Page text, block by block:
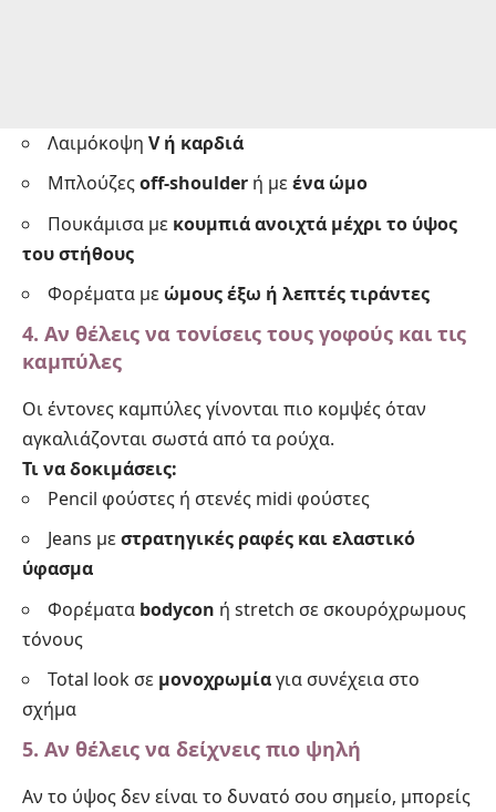
Λαιμόκοψη V ή καρδιά
Μπλούζεςoff-shoulder ή μεένα ώμο
Πουκάμισα με κουμπιά ανοιχτά μέχρι το ύψος
του στήθους
Φορέματα μεώμους έξω ή λεπτές τιράντες
4. Αν θέλεις να τονίσεις τους γοφούς και τις
καμπύλες
Οι έντονες καμπύλες γίνονται πιο κομψές όταν
αγκαλιάζονται σωστά από τα ρούχα.
Τι να δοκιμάσεις:
Pencil φούστες ή στενές midi φούστες
Jeans μεστρατηγικές ραφές και ελαστικό
ύφασμα
Φορέματα bodycon ή stretch σε σκουρόχρωμους
τόνους
Total look σε μονοχρωμίαγια συνέχεια στο
σχήμα
5. Αν θέλεις να δείχνεις πιο ψηλή
Αν το ύψος δεν είναι το δυνατό σου σημείο, μπορείς